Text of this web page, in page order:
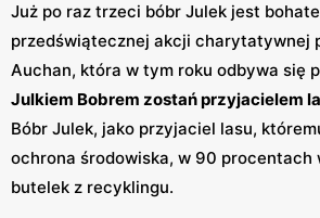
Już po raz trzeci bóbr Julek jest
przedświątecznej akcji charytatywnej
Auchan, która w tym roku odbywa się
Julkiem Bobrem zostań przyjacielem
Bóbr Julek, jako przyjaciel lasu,
ochrona środowiska, w 90 procentach
butelek z recyklingu.